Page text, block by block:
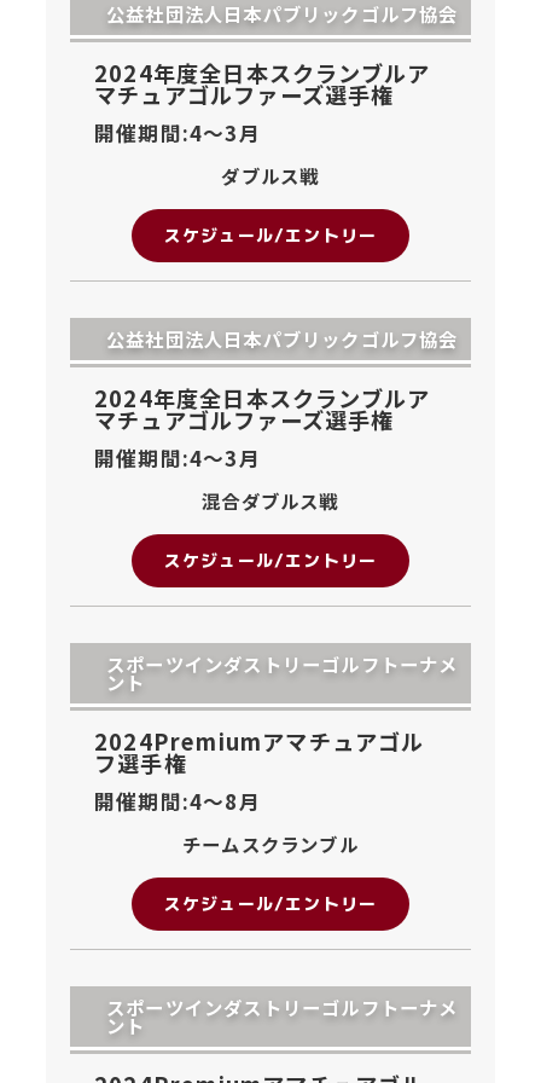
公益社団法人日本パブリックゴルフ協会
2024年度全日本スクランブルア
マチュアゴルファーズ選手権
開催期間:4〜3月
ダブルス戦
スケジュール/エントリー
公益社団法人日本パブリックゴルフ協会
2024年度全日本スクランブルア
マチュアゴルファーズ選手権
開催期間:4〜3月
混合ダブルス戦
スケジュール/エントリー
スポーツインダストリーゴルフトーナメ
ント
2024Premiumアマチュアゴル
フ選手権
開催期間:4〜8月
チームスクランブル
スケジュール/エントリー
スポーツインダストリーゴルフトーナメ
ント